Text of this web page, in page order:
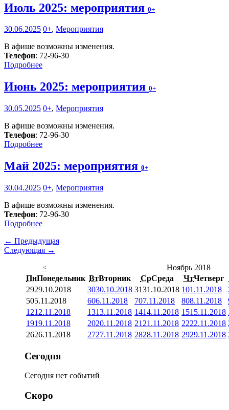
Июль 2025: мероприятия 0+
30.06.2025 0+, Мероприятия
В афише возможны изменения.
Телефон: 72-96-30
Подробнее
Июнь 2025: мероприятия 0+
30.05.2025 0+, Мероприятия
В афише возможны изменения.
Телефон: 72-96-30
Подробнее
Май 2025: мероприятия 0+
30.04.2025 0+, Мероприятия
В афише возможны изменения.
Телефон: 72-96-30
Подробнее
← Предыдущая
Следующая →
<
Ноябрь 2018
ПнПонедельник ВтВторник СрСреда ЧтЧетверг
2929.10.2018 3030.10.2018 3131.10.2018 101.11.2018
505.11.2018 606.11.2018 707.11.2018 808.11.2018
1212.11.2018 1313.11.2018 1414.11.2018 1515.11.2018
1919.11.2018 2020.11.2018 21 21.11.2018 2222.11.2018
2626.11.2018 2727.11.2018 2828.11.2018 2929.11.2018
Сегодня
Сегодня нет событий
Скоро